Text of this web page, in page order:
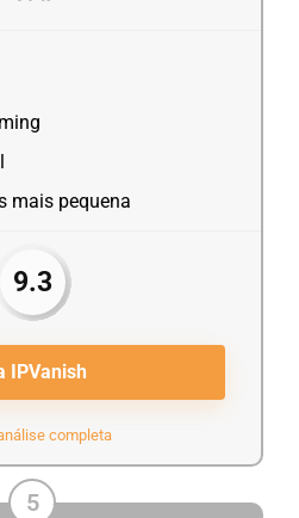
mais pequena
9.3
IPVanish
completa
5